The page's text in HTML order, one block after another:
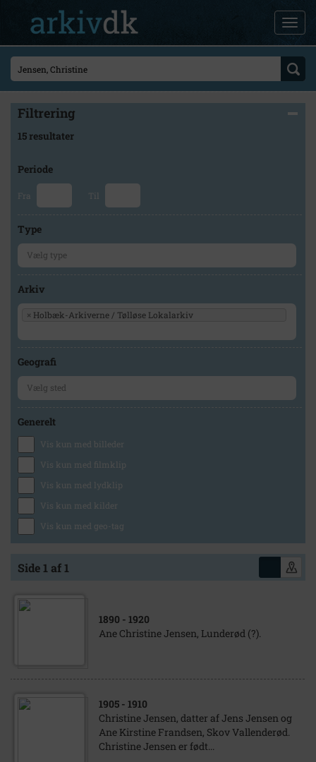
Filtrering
15 resultater
Periode
Fra Til
Type
Arkiv
× Holbæk-Arkiverne / Tølløse Lokalarkiv
Geografi
Generelt
Vis kun med billeder
Vis kun med filmklip
Vis kun med lydklip
Vis kun med kilder
Vis kun med geo-tag
Side 1 af 1
1890 - 1920
Ane Christine Jensen, Lunderød (?).
1905 - 1910
Christine Jensen, datter af Jens Jensen og
Ane Kirstine Frandsen, Skov Vallenderød.
Christine Jensen er født...